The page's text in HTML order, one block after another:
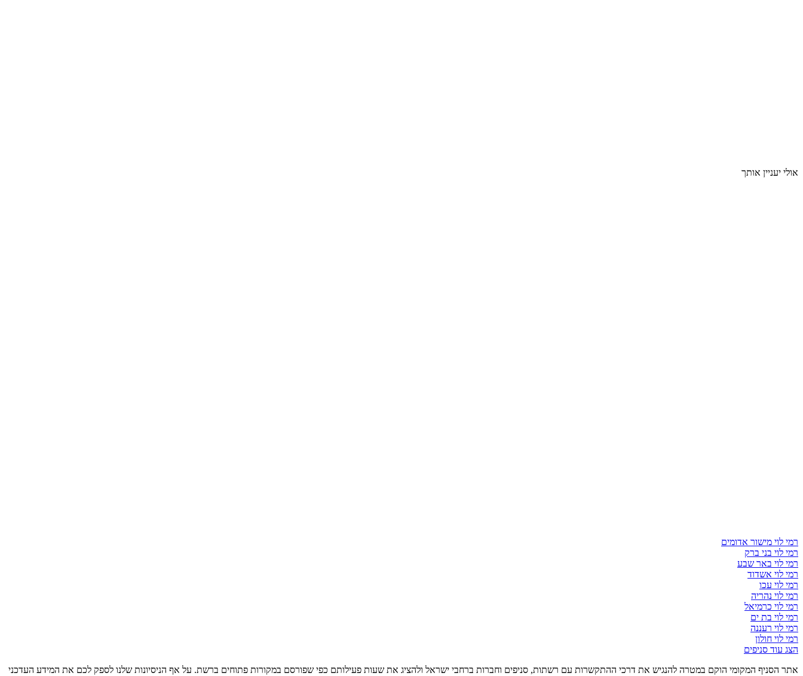
אולי יעניין אותך
רמי לוי מישור אדומים
רמי לוי בני ברק
רמי לוי באר שבע
רמי לוי אשדוד
רמי לוי עכו
רמי לוי נהריה
רמי לוי כרמיאל
רמי לוי בת ים
רמי לוי רעננה
רמי לוי חולון
הצג עוד סניפים
אתר הסניף המקומי הוקם במטרה להנגיש את דרכי ההתקשרות עם רשתות, סניפים וחברות ברחבי ישראל ולהציג את שעות פעילותם כפי שפורסם במקורות פתוחים ברשת. על אף הניסיונות שלנו לספק לכם את המידע העדכני